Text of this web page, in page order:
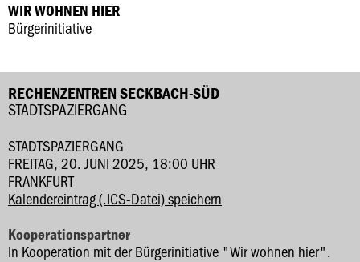
WIR WOHNEN HIER
Bürgerinitiative
RECHENZENTREN SECKBACH-SÜD
STADTSPAZIERGANG
STADTSPAZIERGANG
FREITAG, 20. JUNI 2025, 18:00 UHR
FRANKFURT
Kalendereintrag (.ICS-Datei) speichern
Kooperationspartner
In Kooperation mit der Bürgerinitiative "Wir wohnen hier".